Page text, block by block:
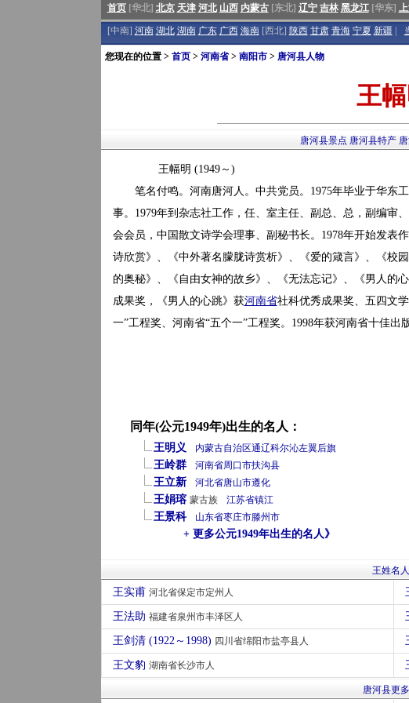
首页[华北] 北京 天津 河北 山西 内蒙古[东北] 辽宁 吉林 黑龙江[华东]
[中南] 河南 湖北 湖南 广东 广西 海南[西北] 陕西 甘肃 青海 宁夏 新疆
您现在的位置 > 首页> 河南省> 南阳市> 唐河县人物
王
唐河县景点 唐河县特产
王幅明 (1949～)
笔名付鸣。河南唐河人。中共党员。1975年毕业于华东工
事。1979年到杂志社工作，任、室主任、副总、总，副编审
会会员，中国散文诗学会理事、副秘书长。1978年开始发表
诗欣赏》、《中外著名朦胧诗赏析》、《爱的箴言》、《
的奥秘》、《自由女神的故乡》、《无法忘记》、《男人的
成果奖，《男人的心跳》获河南省社科优秀成果奖、五四文
一”工程奖、河南省“五个一”工程奖。1998年获河南省十佳出
同年(公元1949年)出生的名人：
王明义 内蒙古自治区通辽科尔沁左翼后旗
王岭群 河南省周口市扶沟县
王立新 河北省唐山市遵化
王娟瑢 蒙古族 江苏省镇江
王景科 山东省枣庄市滕州市
+ 更多公元1949年出生的名人》
王姓名
王实甫 河北省保定市定州人
王法助 福建省泉州市丰泽区人
王剑清 (1922～1998) 四川省绵阳市盐亭县人
王文豹 湖南省长沙市人
唐河县更